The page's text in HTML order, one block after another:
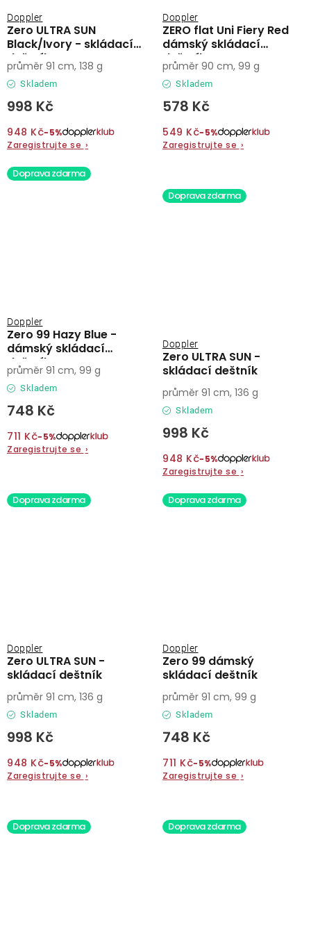
Zero ULTRA SUN
Black/Ivory - skládací
deštník
Doppler
Skladem
998 Kč
948 Kč−5%
Zaregistrujte se ›
průměr 91 cm, 138 g
ZERO flat Uni Fiery Red
dámský skládací
deštník
Doppler
Skladem
578 Kč
549 Kč−5%
Zaregistrujte se ›
průměr 90 cm, 99 g
Doprava zdarma
Zero 99 Hazy Blue -
dámský skládací
deštník
Doppler
Skladem
748 Kč
711 Kč−5%
Zaregistrujte se ›
průměr 91 cm, 99 g
Doprava zdarma
Zero ULTRA SUN -
skládací deštník
Doppler
Skladem
998 Kč
948 Kč−5%
Zaregistrujte se ›
průměr 91 cm, 136 g
Doprava zdarma
Zero ULTRA SUN -
skládací deštník
Doppler
Skladem
998 Kč
948 Kč−5%
Zaregistrujte se ›
průměr 91 cm, 136 g
Doprava zdarma
Zero 99 dámský
skládací deštník
Doppler
Skladem
748 Kč
711 Kč−5%
Zaregistrujte se ›
průměr 91 cm, 99 g
Doprava zdarma Doprava zdarma